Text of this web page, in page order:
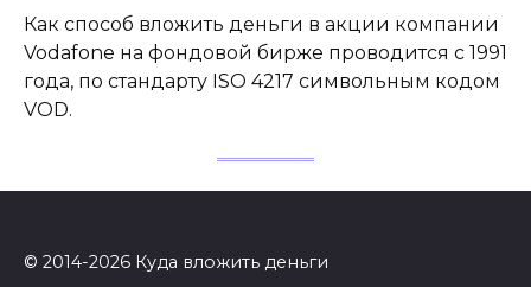
Как способ вложить деньги в акции компании
Vodafone на фондовой бирже проводится с 1991
года, по стандарту ISO 4217 символьным кодом
VOD.
© 2014-2026 Куда вложить деньги